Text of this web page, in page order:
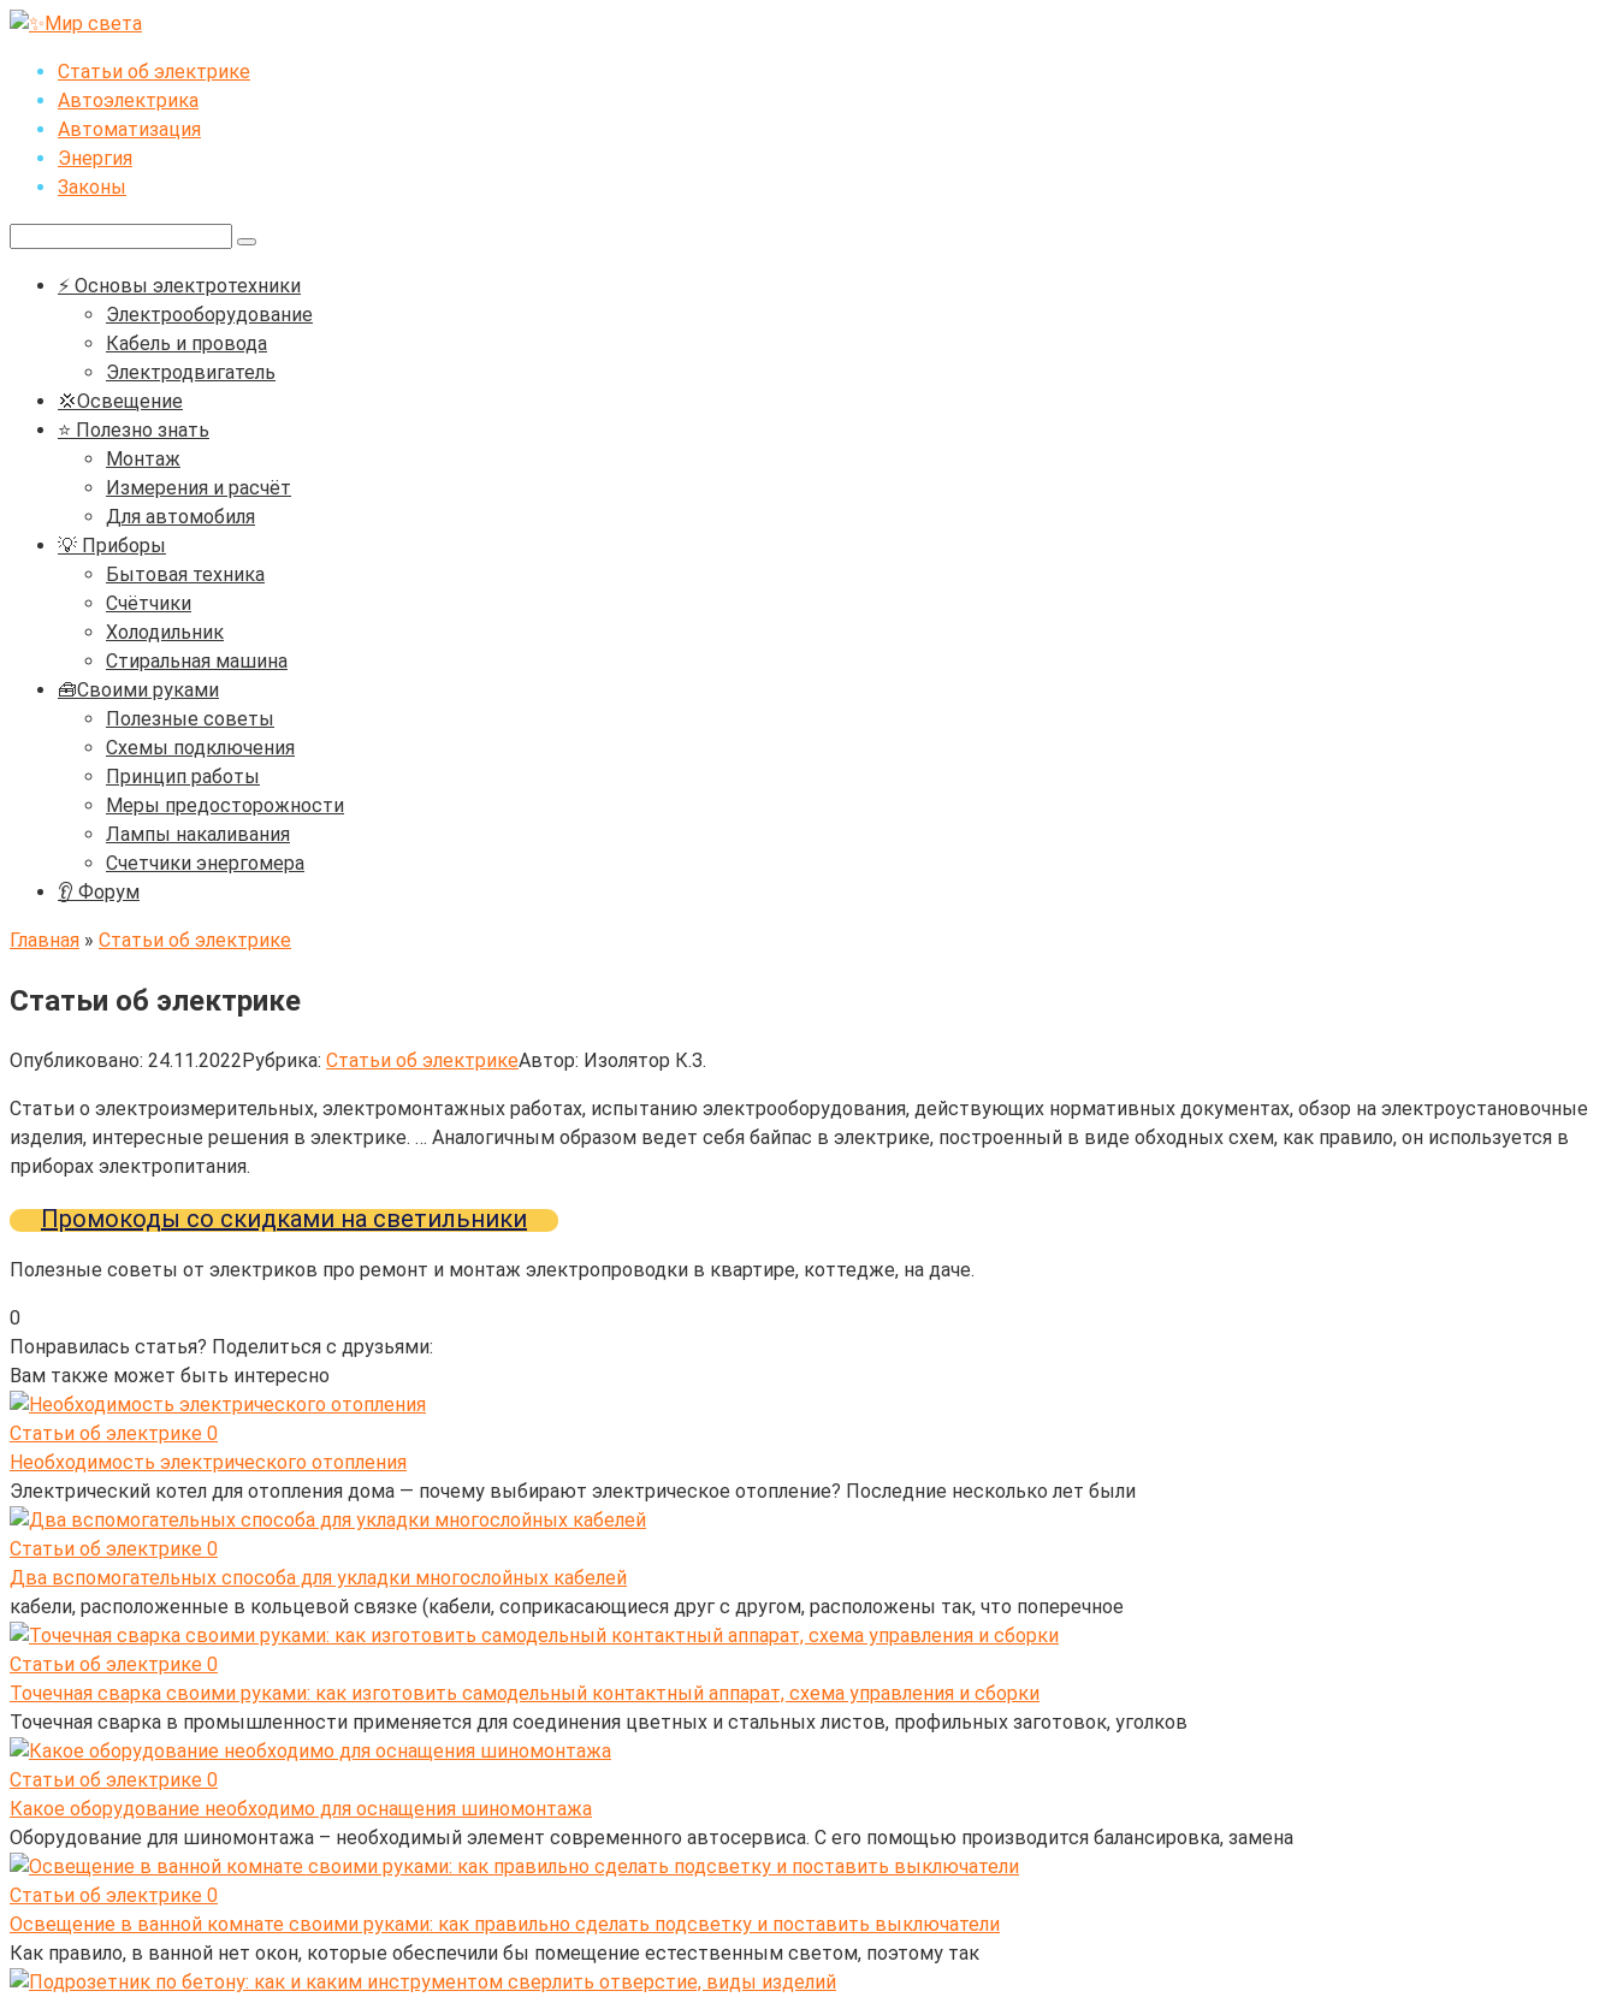
Перейти
контентуСтатьи об электрике
Автоэлектрика
Автоматизация
Энергия
Законы
⚡ Основы электротехники
Электрооборудование
Кабель и провода
Электродвигатель
💢Освещение
⭐ Полезно знать
Монтаж
Измерения и расчёт
Для автомобиля
💡 Приборы
Бытовая техника
Счётчики
Холодильник
Стиральная машина
🧰Своими руками
Полезные советы
Схемы подключения
Принцип работы
Меры предосторожности
Лампы накаливания
Счетчики энергомера
👂 Форум
Главная » Статьи об электрике
Статьи об электрике
Опубликовано: 24.11.2022Рубрика: Статьи об электрикеАвтор: Изолятор К.З.
Статьи о электроизмерительных, электромонтажных работах, испытанию электрооборудования, действующих нормативных документах, обзор на электроустановочные
изделия, интересные решения в электрике. … Аналогичным образом ведет себя байпас в электрике, построенный в виде обходных схем, как правило, он используется в
приборах электропитания.
Промокоды со скидками на светильники
Полезные советы от электриков про ремонт и монтаж электропроводки в квартире, коттедже, на даче.
0
Понравилась статья? Поделиться с друзьями:
Вам также может быть интересно
Статьи об электрике 0
Необходимость электрического отопления
Электрический котел для отопления дома — почему выбирают электрическое отопление? Последние несколько лет были
Статьи об электрике 0
Два вспомогательных способа для укладки многослойных кабелей
кабели, расположенные в кольцевой связке (кабели, соприкасающиеся друг с другом, расположены так, что поперечное
Статьи об электрике 0
Точечная сварка своими руками: как изготовить самодельный контактный аппарат, схема управления и сборки
Точечная сварка в промышленности применяется для соединения цветных и стальных листов, профильных заготовок, уголков
Статьи об электрике 0
Какое оборудование необходимо для оснащения шиномонтажа
Оборудование для шиномонтажа – необходимый элемент современного автосервиса. С его помощью производится балансировка, замена
Статьи об электрике 0
Освещение в ванной комнате своими руками: как правильно сделать подсветку и поставить выключатели
Как правило, в ванной нет окон, которые обеспечили бы помещение естественным светом, поэтому так